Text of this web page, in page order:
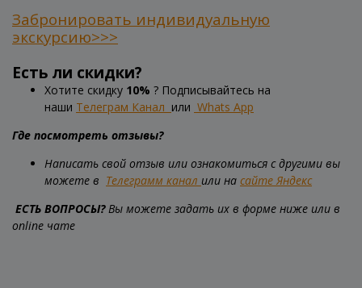
Забронировать индивидуальную
экскурсию>>>
Есть ли скидки?
Хотите скидку 10% ? Подписывайтесь на
наши Телеграм Канал или Whats App
Где посмотреть отзывы?
Написать свой отзыв или ознакомиться с другими вы
можете в Телеграмм канал или на сайте Яндекс
ЕСТЬ ВОПРОСЫ?Вы можете задать их в форме ниже или в
online чате